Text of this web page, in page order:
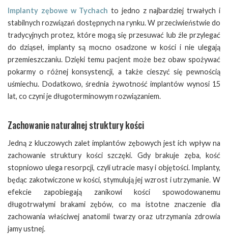
Implanty zębowe w Tychach to jedno z najbardziej trwałych i
stabilnych rozwiązań dostępnych na rynku. W przeciwieństwie do
tradycyjnych protez, które mogą się przesuwać lub źle przylegać
do dziąseł, implanty są mocno osadzone w kości i nie ulegają
przemieszczaniu. Dzięki temu pacjent może bez obaw spożywać
pokarmy o różnej konsystencji, a także cieszyć się pewnością
uśmiechu. Dodatkowo, średnia żywotność implantów wynosi 15
lat, co czyni je długoterminowym rozwiązaniem.
Zachowanie naturalnej struktury kości
Jedną z kluczowych zalet implantów zębowych jest ich wpływ na
zachowanie struktury kości szczęki. Gdy brakuje zęba, kość
stopniowo ulega resorpcji, czyli utracie masy i objętości. Implanty,
będąc zakotwiczone w kości, stymulują jej wzrost i utrzymanie. W
efekcie zapobiegają zanikowi kości spowodowanemu
długotrwałymi brakami zębów, co ma istotne znaczenie dla
zachowania właściwej anatomii twarzy oraz utrzymania zdrowia
jamy ustnej.